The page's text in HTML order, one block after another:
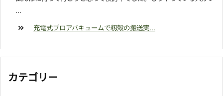
...
充電式ブロアバキュームで籾殻の搬送実...
カテゴリー